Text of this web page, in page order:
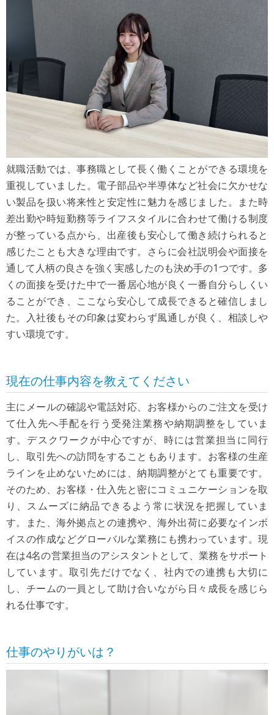
就職活動では、事務職として長く働くことができる環境を
重視していました。電子部品や半導体など社会に欠かせな
い製品を扱い将来性と安定性に魅力を感じました。また時
差出勤や時短勤務等ライフスタイルに合わせて働ける制度
が整っている点から、出産後も安心して働き続けられると
感じたことも大きな理由です。さらに会社説明会や面接を
通して人柄の良さを強く実感したのも決め手の1つです。多
くの面接を受けた中で一番居心地が良く一番自分らしくい
ることができ、ここなら安心して成長できると確信しまし
た。入社後もその印象は変わらず風通しが良く、相談しや
すい環境です。
現在の仕事内容を教えてください
主にメールの確認や電話対応、お客様からのご注文を受け
て仕入先へ手配を行う受発注業務や納期調整をしていま
す。デスクワークが中心ですが、時には営業担当に同行
し、取引先への訪問をすることもあります。お客様の生産
ラインを止めないためには、納期調整がとても重要です。
そのため、お客様・仕入先と密にコミュニケーションを取
り、スムーズに納品できるよう常に状況を把握していま
す。また、海外拠点との連携や、海外出荷に必要なインボ
イスの作成などグローバルな業務にも携わっています。現
在は4名の営業担当のアシスタントとして、業務をサポート
しています。取引先だけでなく、社内での連携も大切に
し、チームの一員として助け合いながら日々成長を感じら
れる仕事です。
仕事のやりがいは？